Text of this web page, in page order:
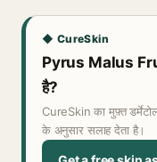
◆ CureSkin
Pyrus Malus
है?
CureSkin का मुफ़्त
के अनुसार सलाह देता है।